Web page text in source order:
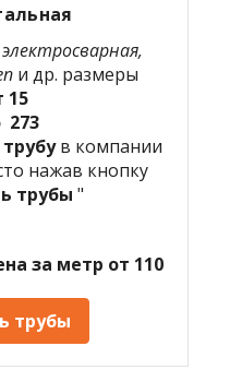
электросварная,
и др. размеры
15
273
в компании
нажав кнопку
трубы "
за метр от 110
трубы